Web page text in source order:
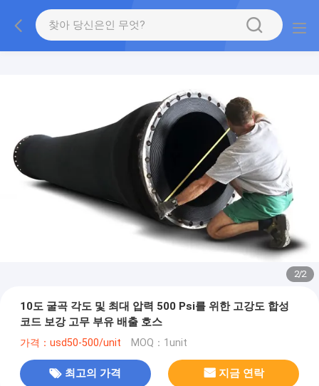
2/2
10도 굴곡 각도 및 최대 압력 500 Psi를 위한 고강도 합성
코드 보강 고무 부유 배출 호스
가격：usd50-500/unit MOQ：1unit
최고의 가격 지금 연락